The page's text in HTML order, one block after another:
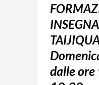
dalle